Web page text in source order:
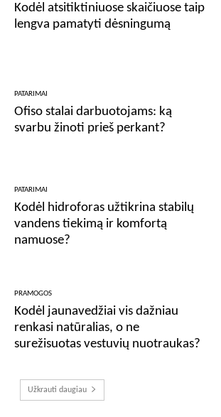
Kodėl atsitiktiniuose skaičiuose taip
lengva pamatyti dėsningumą
PATARIMAI
Ofiso stalai darbuotojams: ką
svarbu žinoti prieš perkant?
PATARIMAI
Kodėl hidroforas užtikrina stabilų
vandens tiekimą ir komfortą
namuose?
PRAMOGOS
Kodėl jaunavedžiai vis dažniau
renkasi natūralias, o ne
surežisuotas vestuvių nuotraukas?
Užkrauti daugiau